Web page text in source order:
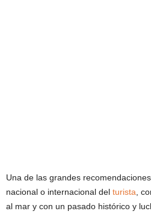
Una de las grandes
nacional o internacional del turista ,
al mar y con un pasado histórico y